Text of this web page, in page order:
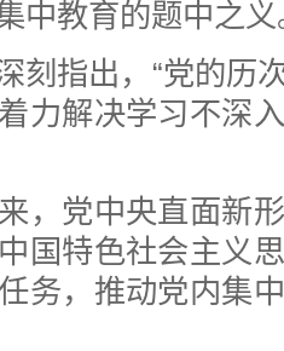
中教育的题中之义
指出，“党的历
力解决学习不深
党中央直面新形
国特色社会主义
务，推动党内集